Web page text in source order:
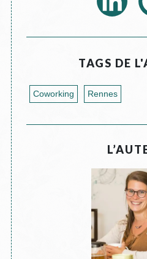
TAGS DE
Coworking Rennes